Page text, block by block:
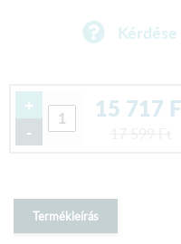
+
-
15 717
Termékleírás